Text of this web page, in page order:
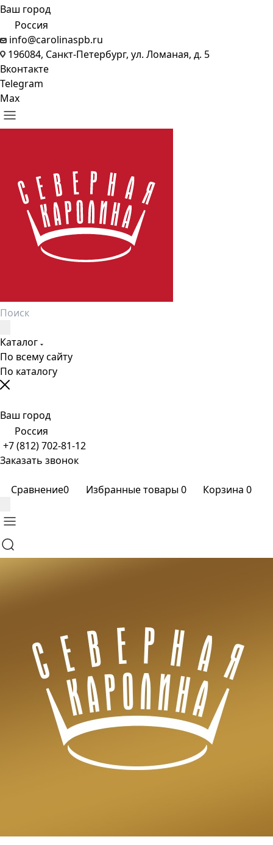
Ваш город
Россия
info@carolinaspb.ru
196084, Санкт-Петербург, ул. Ломаная, д. 5
Вконтакте
Telegram
Max
Каталог
По всему сайту
По каталогу
Ваш город
Россия
+7 (812) 702-81-12
Заказать звонок
Сравнение0 Избранные товары0 Корзина 0